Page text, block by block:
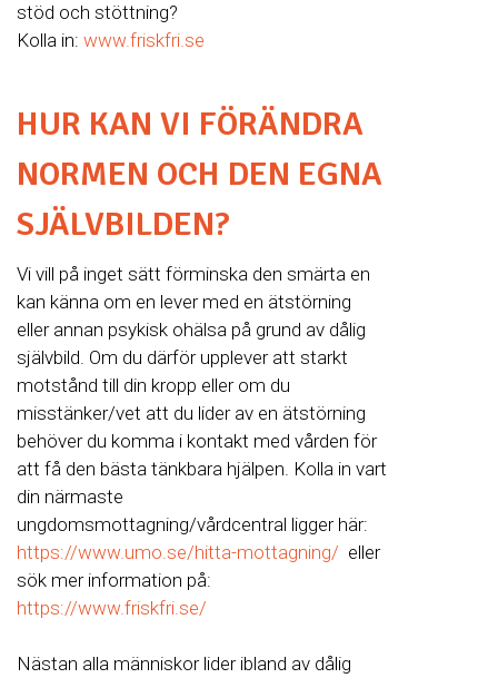
stöd och stöttning?
Kolla in: www.friskfri.se
HUR KAN VI FÖRÄNDRA
NORMEN OCH DEN EGNA
SJÄLVBILDEN?
Vi vill på inget sätt förminska den smärta en
kan känna om en lever med en ätstörning
eller annan psykisk ohälsa på grund av dålig
självbild. Om du därför upplever att starkt
motstånd till din kropp eller om du
misstänker/vet att du lider av en ätstörning
behöver du komma i kontakt med vården för
att få den bästa tänkbara hjälpen. Kolla in vart
din närmaste
ungdomsmottagning/vårdcentral ligger här:
https://www.umo.se/hitta-mottagning/ eller
sök mer information på:
https://www.friskfri.se/
Nästan alla människor lider ibland av dålig